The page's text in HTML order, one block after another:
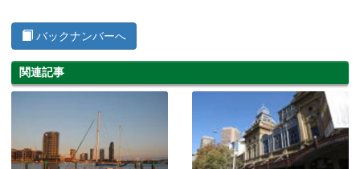
バックナンバーへ
関連記事